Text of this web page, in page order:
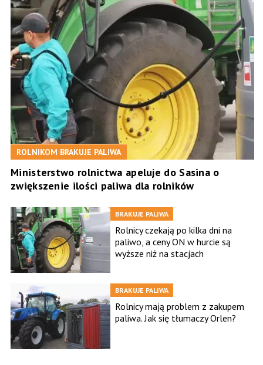
ROLNIKOM BRAKUJE PALIWA
Ministerstwo rolnictwa apeluje do Sasina o
zwiększenie ilości paliwa dla rolników
BRAKUJE PALIWA
Rolnicy czekają po kilka dni na
paliwo, a ceny ON w hurcie są
wyższe niż na stacjach
BRAKUJE PALIWA
Rolnicy mają problem z zakupem
paliwa. Jak się tłumaczy Orlen?